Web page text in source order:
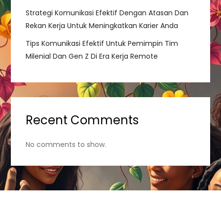
Strategi Komunikasi Efektif Dengan Atasan Dan
Rekan Kerja Untuk Meningkatkan Karier Anda
Tips Komunikasi Efektif Untuk Pemimpin Tim
Milenial Dan Gen Z Di Era Kerja Remote
Recent Comments
No comments to show.